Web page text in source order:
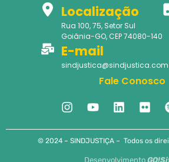
Localização
Rua 100, 75, Setor Sul
Goiânia-GO, CEP 74080-140
E-mail
sindjustica@sindjustica.com
Fale Conosco
© 2024 – SINDJUSTIÇA – Todos os
Desenvolvimento